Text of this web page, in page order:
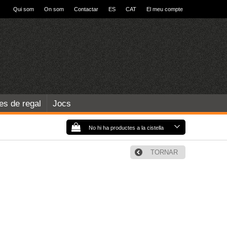
Qui som On som Contactar ES CAT El meu compte
de regal Jocs
No hi ha productes a la cistella
TORNAR